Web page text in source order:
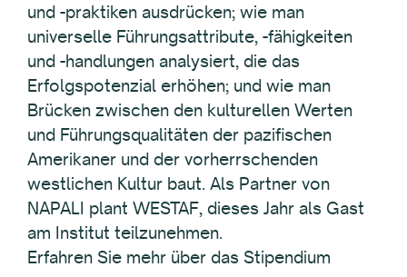
und -praktiken ausdrücken; wie man
universelle Führungsattribute, -fähigkeiten
und -handlungen analysiert, die das
Erfolgspotenzial erhöhen; und wie man
Brücken zwischen den kulturellen Werten
und Führungsqualitäten der pazifischen
Amerikaner und der vorherrschenden
westlichen Kultur baut. Als Partner von
NAPALI plant WESTAF, dieses Jahr als Gast
am Institut teilzunehmen.
Erfahren Sie mehr über das Stipendium